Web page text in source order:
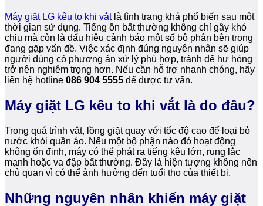
Máy giặt LG kêu to khi vắtlà tình trạng khá phổ biến sau một
thời gian sử dụng. Tiếng ồn bất thường không chỉ gây khó
chịu mà còn là dấu hiệu cảnh báo một số bộ phận bên trong
đang gặp vấn đề. Việc xác định đúng nguyên nhân sẽ giúp
người dùng có phương án xử lý phù hợp, tránh để hư hỏng
trở nên nghiêm trọng hơn. Nếu cần hỗ trợ nhanh chóng, hãy
liên hệ hotline 086 904 5555 để được tư vấn.
Máy giặt LG kêu to khi vắt là do đâu?
Trong quá trình vắt, lồng giặt quay với tốc độ cao để loại bỏ
nước khỏi quần áo. Nếu một bộ phận nào đó hoạt động
không ổn định, máy có thể phát ra tiếng kêu lớn, rung lắc
mạnh hoặc va đập bất thường. Đây là hiện tượng không nên
chủ quan vì có thể ảnh hưởng đến tuổi thọ của thiết bị.
Những nguyên nhân khiến máy giặt